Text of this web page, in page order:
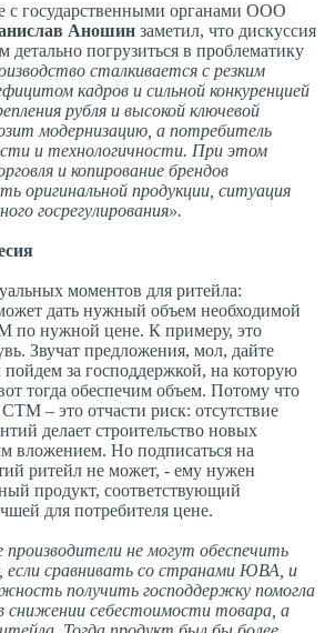
с государственными органами ООО
Аношин заметил, что дискуссия
детально погрузиться в проблематику
сталкивается с резким
кадров и сильной конкуренцией
рубля и высокой ключевой
модернизацию, а потребитель
и технологичности. При этом
и копирование брендов
оригинальной продукции, ситуация
госрегулирования».
моментов для ритейла:
дать нужный объем необходимой
по нужной цене. К примеру, это
Звучат предложения, мол, дайте
за господдержкой, на которую
тогда обеспечим объем. Потому что
– это отчасти риск: отсутствие
делает строительство новых
вложением. Но подписаться на
ритейл не может, - ему нужен
продукт, соответствующий
для потребителя цене.
производители не могут обеспечить
если сравнивать со странами ЮВА, и
получить господдержку помогла
снижении себестоимости товара, а